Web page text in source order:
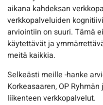
aikana kahdeksan
verkkopalveluiden
arviointiin on suuri. Tämä
käytettävät ja
meitä kaikkia.
Selkeästi meille -hanke
Korkeasaaren, OP
liikenteen verkkopalvelut.